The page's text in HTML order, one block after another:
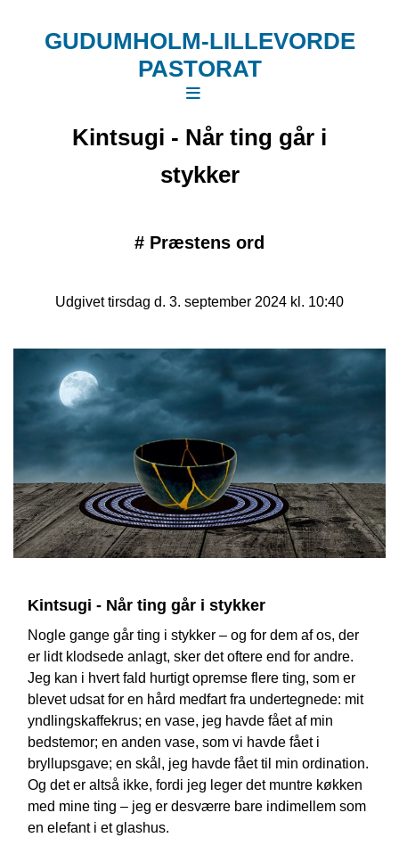
GUDUMHOLM-LILLEVORDE
PASTORAT
Kintsugi - Når ting går i
stykker
# Præstens ord
Udgivet tirsdag d. 3. september 2024 kl. 10:40
Kintsugi - Når ting går i stykker
Nogle gange går ting i stykker – og for dem af os, der
er lidt klodsede anlagt, sker det oftere end for andre.
Jeg kan i hvert fald hurtigt opremse flere ting, som er
blevet udsat for en hård medfart fra undertegnede: mit
yndlingskaffekrus; en vase, jeg havde fået af min
bedstemor; en anden vase, som vi havde fået i
bryllupsgave; en skål, jeg havde fået til min ordination.
Og det er altså ikke, fordi jeg leger det muntre køkken
med mine ting – jeg er desværre bare indimellem som
en elefant i et glashus.